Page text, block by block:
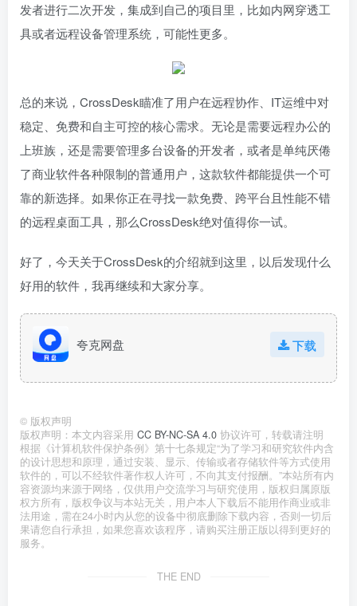
发者进行二次开发，集成到自己的项目里，比如内网穿透工
具或者远程设备管理系统，可能性更多。
总的来说，CrossDesk瞄准了用户在远程协作、IT运维中对
稳定、免费和自主可控的核心需求。无论是需要远程办公的
上班族，还是需要管理多台设备的开发者，或者是单纯厌倦
了商业软件各种限制的普通用户，这款软件都能提供一个可
靠的新选择。如果你正在寻找一款免费、跨平台且性能不错
的远程桌面工具，那么CrossDesk绝对值得你一试。
好了，今天关于CrossDesk的介绍就到这里，以后发现什么
好用的软件，我再继续和大家分享。
夸克网盘 下载
© 版权声明
版权声明：本文内容采用 CC BY-NC-SA 4.0 协议许可，转载请注明
根据《计算机软件保护条例》第十七条规定“为了学习和研究软件内含
的设计思想和原理，通过安装、显示、传输或者存储软件等方式使用
软件的，可以不经软件著作权人许可，不向其支付报酬。”本站所有内
容资源均来源于网络，仅供用户交流学习与研究使用，版权归属原版
权方所有，版权争议与本站无关，用户本人下载后不能用作商业或非
法用途，需在24小时内从您的设备中彻底删除下载内容，否则一切后
果请您自行承担，如果您喜欢该程序，请购买注册正版以得到更好的
服务。
THE END